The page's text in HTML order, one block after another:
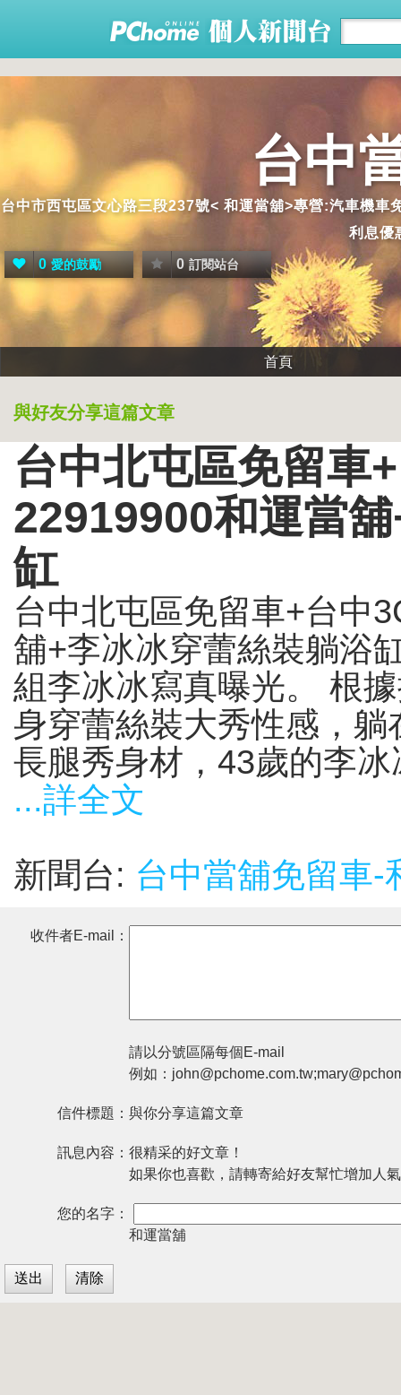
台中
台中市西屯區文心路三段237號< 和運當舖>專營:汽車機
利息優
0 愛的鼓勵 0 訂閱站台
首頁
與好友分享這篇文章
台中北屯區免留車
22919900和運當
缸
台中北屯區免留車+台中
舖+李冰冰穿蕾絲裝躺浴
組李冰冰寫真曝光。 根
身穿蕾絲裝大秀性感，
長腿秀身材，43歲的李
...詳全文
新聞台: 台中當舖免留車-
收件者E-mail：
請以分號區隔每個E-mail
例如：
信件標題： 與你分享這篇文章
訊息內容： 很精采的好文章！
如果你也喜歡，請轉寄給好友幫忙增加人
您的名字：
和運當舖